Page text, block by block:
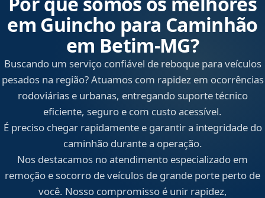
em Guincho para Caminhão
em Betim‑MG?
Buscando um serviço confiável de reboque para veículos
pesados na região? Atuamos com rapidez em ocorrências
rodoviárias e urbanas, entregando suporte técnico
eficiente, seguro e com custo acessível.
É preciso chegar rapidamente e garantir a integridade do
caminhão durante a operação.
Nos destacamos no atendimento especializado em
remoção e socorro de veículos de grande porte perto de
você. Nosso compromisso é unir rapidez,